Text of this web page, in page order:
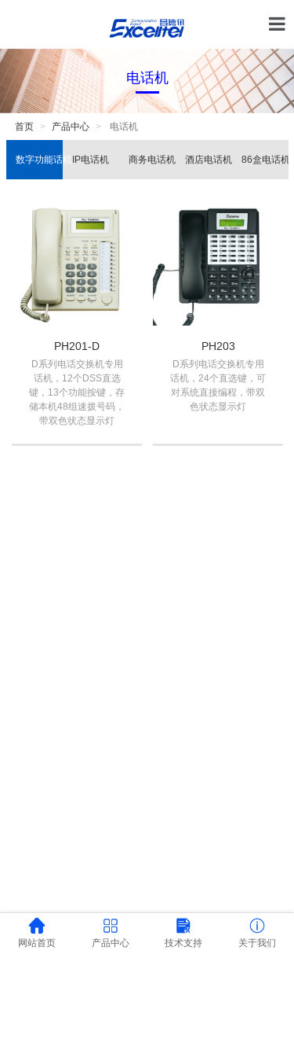
电话机
首页 产品中心 电话机
数字功能话机 IP电话机 商务电话机 酒店电话机 86盒电话机
PH201-D
D系列电话交换机专用
话机，12个DSS直选
键，13个功能按键，存
储本机48组速拨号码，
带双色状态显示灯
PH203
D系列电话交换机专用
话机，24个直选键，可
对系统直接编程，带双
色状态显示灯
网站首页 产品中心 技术支持 关于我们